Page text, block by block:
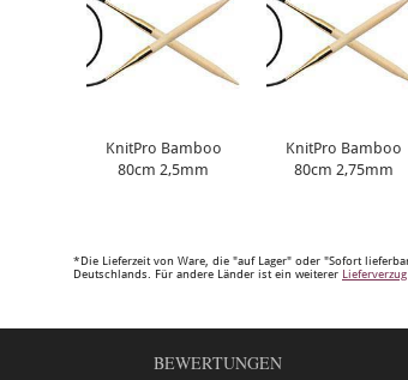
KnitPro Bamboo
80cm 2,5mm
KnitPro Bamboo
80cm 2,75mm
*Die Lieferzeit von Ware, die "auf Lager" oder "Sofort
Deutschlands. Für andere Länder ist ein weiterer Lieferverzug
BEWERTUNGEN